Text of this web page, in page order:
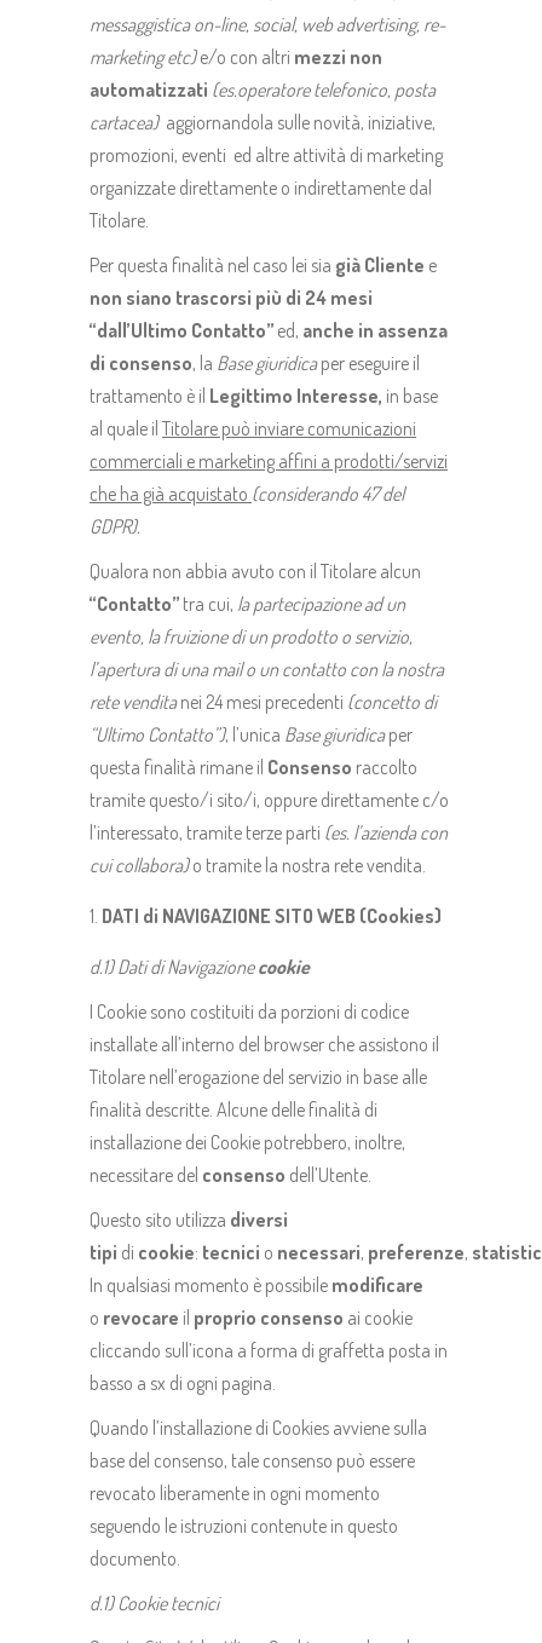
messaggistica on-line, social, web advertising, re-
marketing etc)e/o con altri mezzi non
automatizzati (es.operatore telefonico, posta
cartacea) aggiornandola sulle novità, iniziative,
promozioni, eventi ed altre attività di marketing
organizzate direttamente o indirettamente dal
Titolare.
Per questa finalità nel caso lei sia già Cliente e
non siano trascorsi più di 24 mesi
“dall’Ultimo Contatto” ed, anche in assenza
di consenso, la Base giuridicaper eseguire il
trattamento è il Legittimo Interesse, in base
al quale il Titolare può inviare comunicazioni
commerciali e marketing affini a prodotti/servizi
che ha già acquistato (considerando 47 del
GDPR).
Qualora non abbia avuto con il Titolare alcun
“Contatto” tra cui, la partecipazione ad un
evento, la fruizione di un prodotto o servizio,
l’apertura di una mail o un contatto con la nostra
rete venditanei 24 mesi precedenti (concetto di
“Ultimo Contatto”), l’unica Base giuridicaper
questa finalità rimane il Consenso raccolto
tramite questo/i sito/i, oppure direttamente c/o
l’interessato, tramite terze parti (es. l’azienda con
cui collabora)o tramite la nostra rete vendita.
DATI di NAVIGAZIONE SITO WEB (Cookies)
d.1) Dati di Navigazionecookie
I Cookie sono costituiti da porzioni di codice
installate all’interno del browser che assistono il
Titolare nell’erogazione del servizio in base alle
finalità descritte. Alcune delle finalità di
installazione dei Cookie potrebbero, inoltre,
necessitare del consenso dell’Utente.
Questo sito utilizza diversi
tipi di cookie: tecnici o necessari, preferenze,
In qualsiasi momento è possibile modificare
o revocare il proprio consenso ai cookie
cliccando sull’icona a forma di graffetta posta in
basso a sx di ogni pagina.
Quando l’installazione di Cookies avviene sulla
base del consenso, tale consenso può essere
revocato liberamente in ogni momento
seguendo le istruzioni contenute in questo
documento.
d.1) Cookie tecnici